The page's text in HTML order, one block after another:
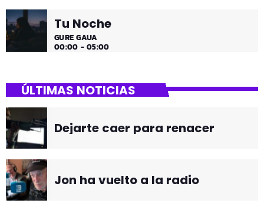
Tu Noche
GURE GAUA
00:00 - 05:00
ÚLTIMAS NOTICIAS
Dejarte caer para renacer
Jon ha vuelto a la radio